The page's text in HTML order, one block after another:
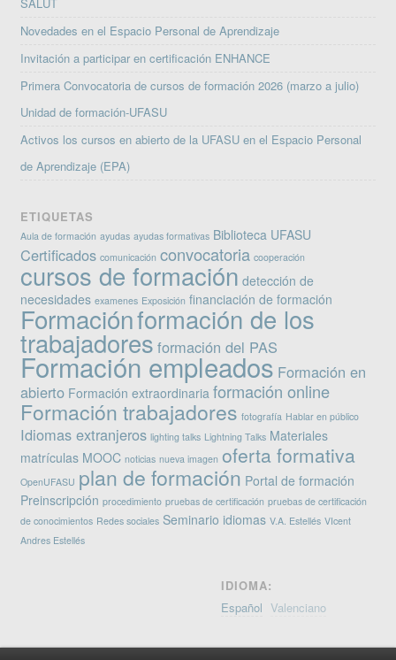
Novedades en el Espacio Personal de Aprendizaje
Invitación a participar en certificación ENHANCE
Primera Convocatoria de cursos de formación 2026 (marzo a julio)
Unidad de formación-UFASU
Activos los cursos en abierto de la UFASU en el Espacio Personal
de Aprendizaje (EPA)
ETIQUETAS
Aula de formación ayudas ayudas formativas Biblioteca UFASU
Certificados comunicación convocatoria cooperación
cursos de formación detección de
necesidades examenes Exposición financiación de formación
Formaciónformación de los
trabajadores formación del PAS
Formación empleados Formación en
abierto Formación extraordinaria formación online
Formación trabajadores fotografía Hablar en público
Idiomas extranjeros lighting talks Lightning Talks Materiales
matrículas MOOC noticias nueva imagen oferta formativa
OpenUFASU plan de formación Portal de formación
Preinscripción procedimiento pruebas de certificación pruebas de certificación
de conocimientos Redes sociales Seminario idiomas V.A. Estellés VIcent
Andres Estellés
IDIOMA:
Español Valenciano